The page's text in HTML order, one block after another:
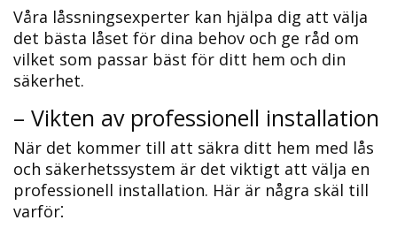
Våra låssningsexperter kan hjälpa dig att välja
det bästa låset för dina behov och ge råd om
vilket som passar bäst för ditt hem och din
säkerhet.
– Vikten av professionell installation
När det kommer till att säkra ditt hem med lås
och säkerhetssystem är det viktigt att välja en
professionell installation.​ Här är några skäl till
varför⁚